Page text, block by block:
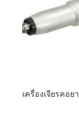
เครื่องเจียรคอย